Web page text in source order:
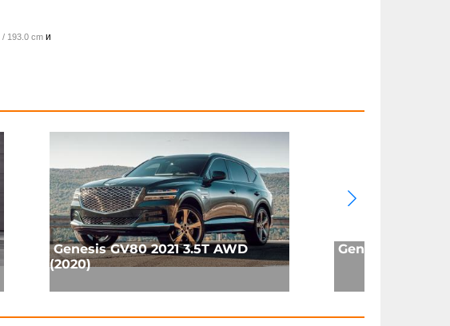
/ 193.0 cm и
Genesis GV80 2021 3.5T AWD
(2020)
Genesis G90